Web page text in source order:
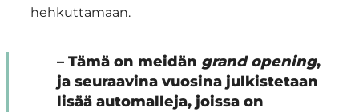
hehkuttamaan.
– Tämä on meidän grand opening,
ja seuraavina vuosina julkistetaan
lisää automalleja, joissa on